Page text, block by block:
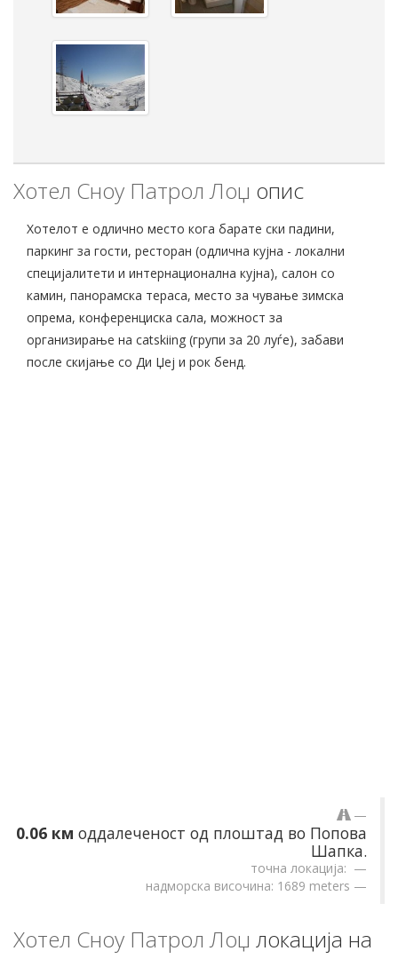
Хотел Сноу Патрол Лоџ опис
Хотелот е одлично место кога барате ски падини,
паркинг за гости, ресторан (одлична кујна - локални
специјалитети и интернационална кујна), салон со
камин, панорамска тераса, место за чување зимска
опрема, конференциска сала, можност за
организирање на catskiing (групи за 20 луѓе), забави
после скијање со Ди Џеј и рок бенд.
0.06 км оддалеченост од плоштад во Попова
Шапка.
точна локација:
надморска височина: 1689 meters
Хотел Сноу Патрол Лоџ локација на